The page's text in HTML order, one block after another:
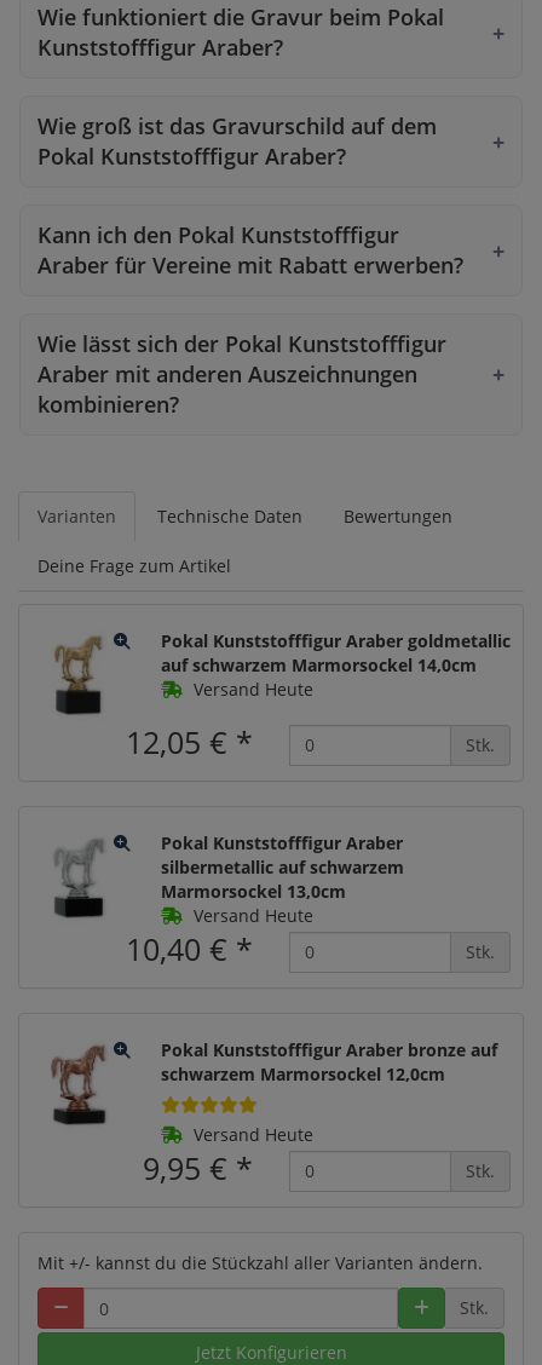
Wie funktioniert die Gravur beim Pokal
Kunststofffigur Araber?
Wie groß ist das Gravurschild auf dem
Pokal Kunststofffigur Araber?
Kann ich den Pokal Kunststofffigur
Araber für Vereine mit Rabatt erwerben?
Wie lässt sich der Pokal Kunststofffigur
Araber mit anderen Auszeichnungen
kombinieren?
Varianten Technische Daten Bewertungen
Deine Frage zum Artikel
Pokal Kunststofffigur Araber goldmetallic
auf schwarzem Marmorsockel 14,0cm
Versand Heute
12,05 € * Stk.
Pokal Kunststofffigur Araber
silbermetallic auf schwarzem
Marmorsockel 13,0cm
Versand Heute
10,40 € * Stk.
Pokal Kunststofffigur Araber bronze auf
schwarzem Marmorsockel 12,0cm
Versand Heute
9,95 € * Stk.
Mit +/- kannst du die Stückzahl aller Varianten ändern.
Stk.
Jetzt Konfigurieren